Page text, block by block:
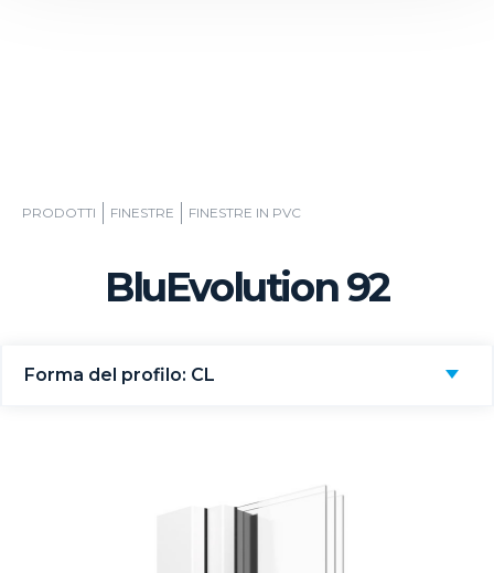
PRODOTTI FINESTRE FINESTRE IN PVC
BluEvolution 92
Forma del profilo: CL